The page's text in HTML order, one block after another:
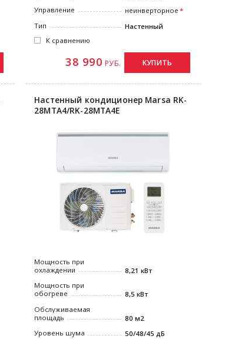
Управление
неинверторное
Тип
Настенный
К сравнению
38 990 РУБ. КУПИТЬ
Настенный кондиционер Marsa RK-
28MTA4/RK-28MTA4E
Мощность при
охлаждении
8,21 кВт
Мощность при
обогреве
8,5 кВт
Обслуживаемая
площадь
80 м2
Уровень шума
50/48/45 дБ